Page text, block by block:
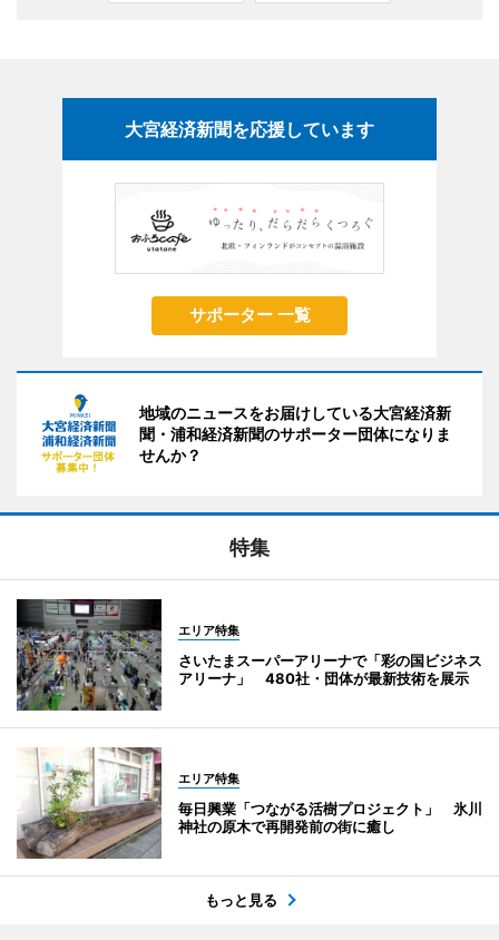
大宮経済新聞を応援しています
サポーター 一覧
地域のニュースをお届けしている大宮経済新
聞・浦和経済新聞のサポーター団体になりま
せんか？
特集
エリア特集
さいたまスーパーアリーナで「彩の国ビジネス
アリーナ」 480社・団体が最新技術を展示
エリア特集
毎日興業「つながる活樹プロジェクト」 氷川
神社の原木で再開発前の街に癒し
もっと見る